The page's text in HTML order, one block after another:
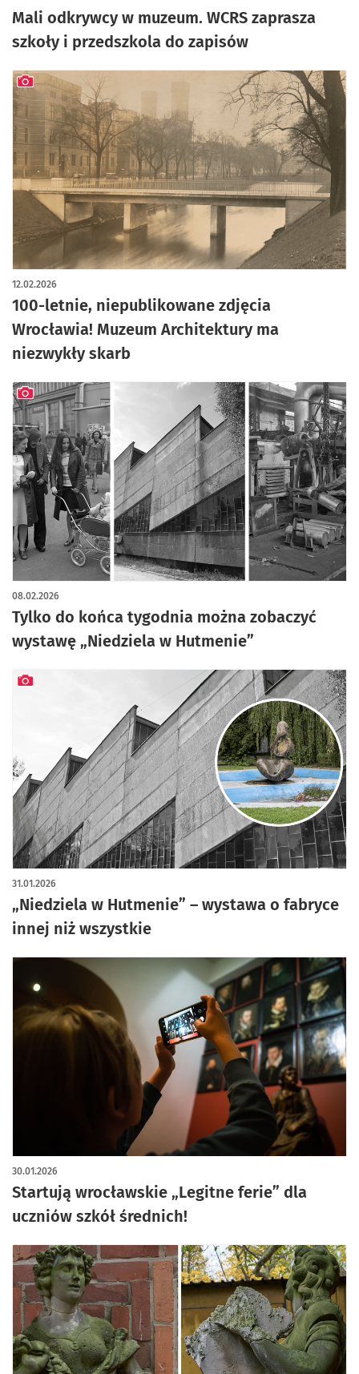
Mali odkrywcy w muzeum. WCRS zaprasza
szkoły i przedszkola do zapisów
100-letnie, niepublikowane zdjęcia
Wrocławia! Muzeum Architektury ma
niezwykły skarb
12.02.2026
artykuł z galerią zdjęć
Tylko do końca tygodnia można zobaczyć
wystawę „Niedziela w Hutmenie”
08.02.2026
artykuł z galerią zdjęć
„Niedziela w Hutmenie” – wystawa o fabryce
innej niż wszystkie
31.01.2026
artykuł z galerią zdjęć
Startują wrocławskie „Legitne ferie” dla
uczniów szkół średnich!
30.01.2026